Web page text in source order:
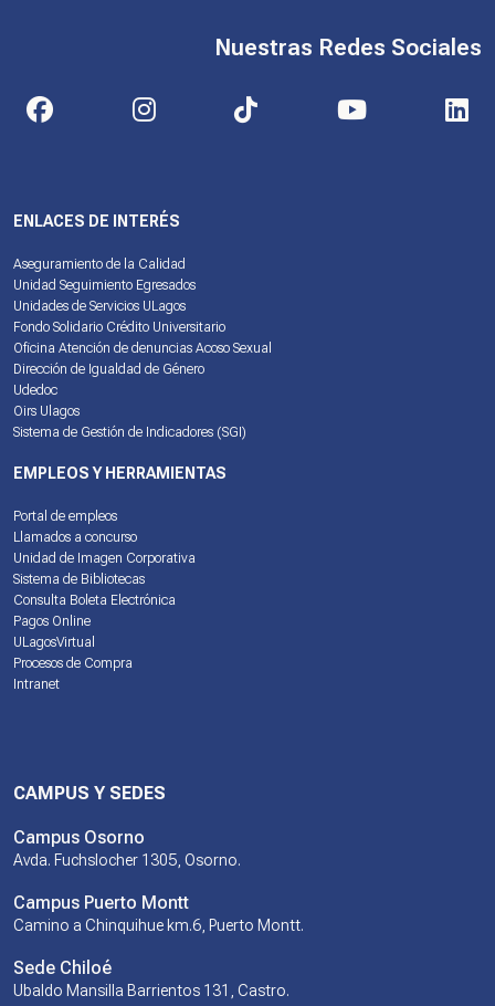
ENLACES DE INTERÉS
Aseguramiento de la Calidad
Unidad Seguimiento Egresados
Unidades de Servicios ULagos
Fondo Solidario Crédito Universitario
Oficina Atención de denuncias Acoso Sexual
Dirección de Igualdad de Género
Udedoc
Oirs Ulagos
Sistema de Gestión de Indicadores (SGI)
EMPLEOS Y HERRAMIENTAS
Portal de empleos
Llamados a concurso
Unidad de Imagen Corporativa
Sistema de Bibliotecas
Consulta Boleta Electrónica
Pagos Online
ULagosVirtual
Procesos de Compra
Intranet
CAMPUS Y SEDES
Campus Osorno
Avda. Fuchslocher 1305, Osorno.
Campus Puerto Montt
Camino a Chinquihue km.6, Puerto Montt.
Sede Chiloé
Ubaldo Mansilla Barrientos 131, Castro.
Nuestras Redes Sociales